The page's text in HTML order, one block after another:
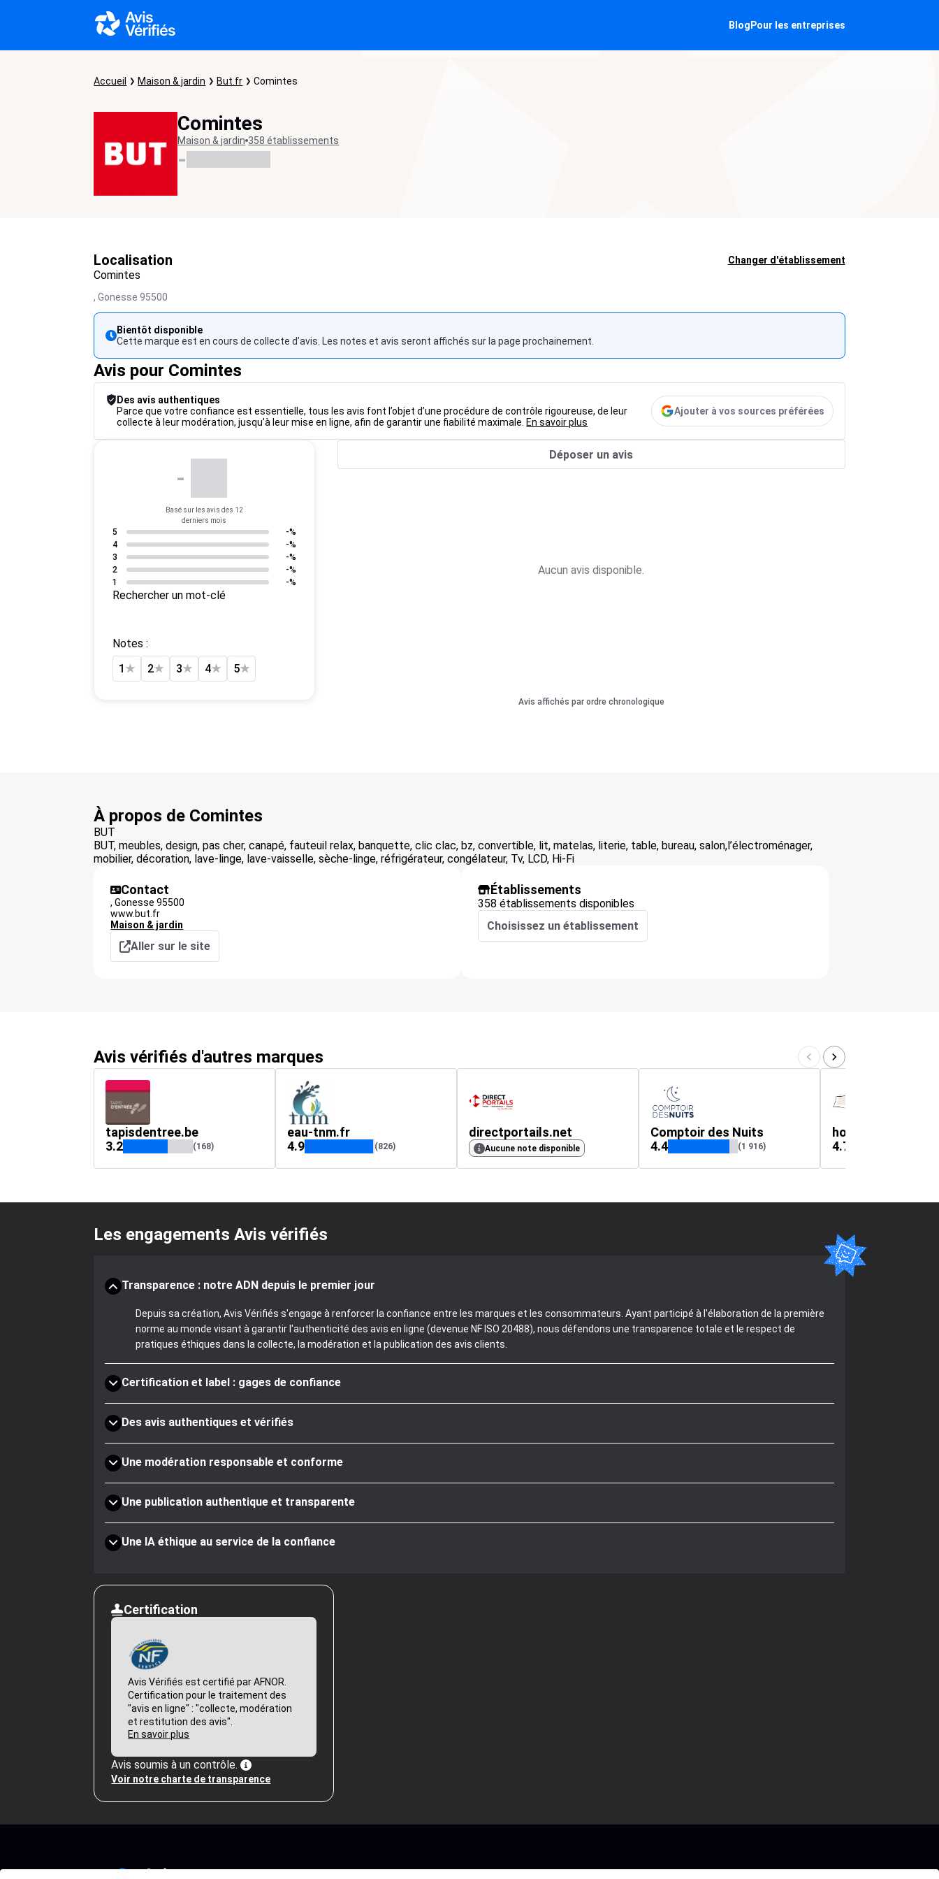
Blog Pour les entreprises
Accueil Maison & jardin But.fr Comintes
Comintes
Maison & jardin 358 établissements
-
Localisation Changer d'établissement
Comintes
, Gonesse 95500
Bientôt disponible
Cette marque est en cours de collecte d’avis. Les notes et avis seront affichés sur la page prochainement.
Avis pour Comintes
Des avis authentiques
Parce que votre confiance est essentielle, tous les avis font l’objet d’une procédure de contrôle rigoureuse, de leur
collecte à leur modération, jusqu’à leur mise en ligne, afin de garantir une fiabilité maximale. En savoir plus
Ajouter à vos sources préférées
-
Basé sur les avis des 12
derniers mois
5
-%
4
-%
3
-%
2
-%
1
-%
Rechercher un mot-clé
Notes :
1 ★ 2★ 3★ 4★ 5★
Déposer un avis
Aucun avis disponible.
Avis affichés par ordre chronologique
À propos de Comintes
BUT
BUT, meubles, design, pas cher, canapé, fauteuil relax, banquette, clic clac, bz, convertible, lit, matelas, literie, table, bureau, salon,l’électroménager,
mobilier, décoration, lave-linge, lave-vaisselle, sèche-linge, réfrigérateur, congélateur, Tv, LCD, Hi-Fi
Contact
, Gonesse 95500
www.but.fr
Maison & jardin
Aller sur le site
Établissements
358 établissements disponibles
Choisissez un établissement
Avis vérifiés d'autres marques
tapisdentree.be
3.2
(168)
eau-tnm.fr
4.9
(826)
directportails.net
Aucune note disponible
Comptoir des Nuits
4.4
(1 916) 4.7
Les engagements Avis vérifiés
Transparence : notre ADN depuis le premier jour
Depuis sa création, Avis Vérifiés s'engage à renforcer la confiance entre les marques et les consommateurs. Ayant participé à l'élaboration de la première
norme au monde visant à garantir l'authenticité des avis en ligne (devenue NF ISO 20488), nous défendons une transparence totale et le respect de
pratiques éthiques dans la collecte, la modération et la publication des avis clients.
Certification et label : gages de confiance
Des avis authentiques et vérifiés
Une modération responsable et conforme
Une publication authentique et transparente
Une IA éthique au service de la confiance
Certification
Avis Vérifiés est certifié par AFNOR.
Certification pour le traitement des
"avis en ligne" : "collecte, modération
et restitution des avis".
En savoir plus
Avis soumis à un contrôle.
Voir notre charte de transparence